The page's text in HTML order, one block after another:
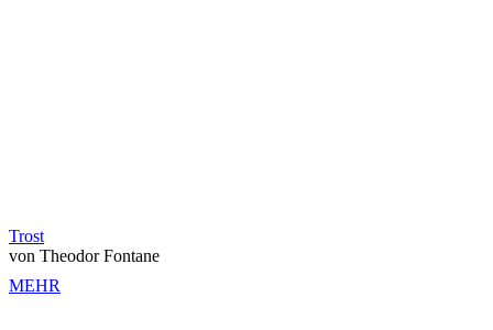
Trost
von Theodor Fontane
MEHR